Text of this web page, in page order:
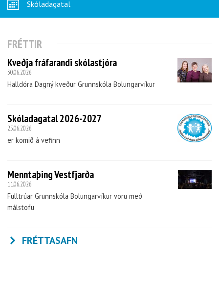
Skóladagatal
FRÉTTIR
Kveðja fráfarandi skólastjóra
30.06.2026
Halldóra Dagný kveður Grunnskóla Bolungarvíkur
Skóladagatal 2026-2027
25.06.2026
er komið á vefinn
Menntaþing Vestfjarða
11.06.2026
Fulltrúar Grunnskóla Bolungarvíkur voru með
málstofu
FRÉTTASAFN